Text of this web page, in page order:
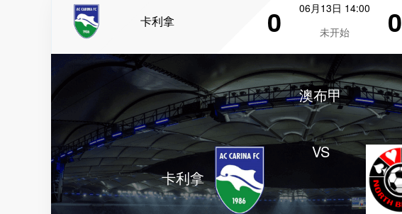
卡利拿 0
06月13日 14:00
未开始
0
卡利拿
澳布甲
VS